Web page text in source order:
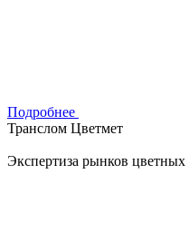
Подробнее
Транслом Цветмет
Экспертиза рынков цветных